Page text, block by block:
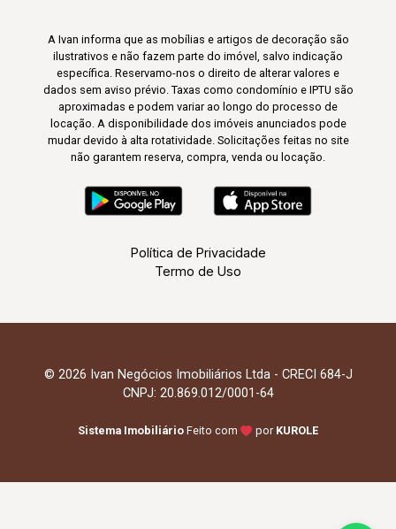
A Ivan informa que as mobílias e artigos de decoração são
ilustrativos e não fazem parte do imóvel, salvo indicação
específica. Reservamo-nos o direito de alterar valores e
dados sem aviso prévio. Taxas como condomínio e IPTU são
aproximadas e podem variar ao longo do processo de
locação. A disponibilidade dos imóveis anunciados pode
mudar devido à alta rotatividade. Solicitações feitas no site
não garantem reserva, compra, venda ou locação.
Política de Privacidade
Termo de Uso
© 2026 Ivan Negócios Imobiliários Ltda - CRECI 684-J
CNPJ: 20.869.012/0001-64
Sistema Imobiliário Feito com por KUROLE